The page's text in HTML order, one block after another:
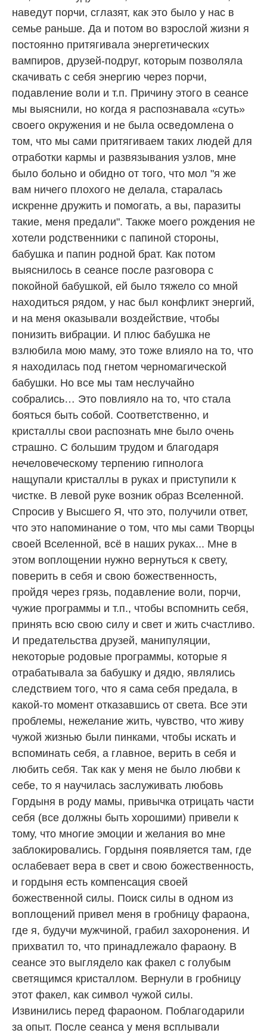
наведут порчи, сглазят, как это было у нас в
семье раньше. Да и потом во взрослой жизни я
постоянно притягивала энергетических
вампиров, друзей-подруг, которым позволяла
скачивать с себя энергию через порчи,
подавление воли и т.п. Причину этого в сеансе
мы выяснили, но когда я распознавала «суть»
своего окружения и не была осведомлена о
том, что мы сами притягиваем таких людей для
отработки кармы и развязывания узлов, мне
было больно и обидно от того, что мол "я же
вам ничего плохого не делала, старалась
искренне дружить и помогать, а вы, паразиты
такие, меня предали". Также моего рождения не
хотели родственники с папиной стороны,
бабушка и папин родной брат. Как потом
выяснилось в сеансе после разговора с
покойной бабушкой, ей было тяжело со мной
находиться рядом, у нас был конфликт энергий,
и на меня оказывали воздействие, чтобы
понизить вибрации. И плюс бабушка не
взлюбила мою маму, это тоже влияло на то, что
я находилась под гнетом черномагической
бабушки. Но все мы там неслучайно
собрались… Это повлияло на то, что стала
бояться быть собой. Соответственно, и
кристаллы свои распознать мне было очень
страшно. С большим трудом и благодаря
нечеловеческому терпению гипнолога
нащупали кристаллы в руках и приступили к
чистке. В левой руке возник образ Вселенной.
Спросив у Высшего Я, что это, получили ответ,
что это напоминание о том, что мы сами Творцы
своей Вселенной, всё в наших руках... Мне в
этом воплощении нужно вернуться к свету,
поверить в себя и свою божественность,
пройдя через грязь, подавление воли, порчи,
чужие программы и т.п., чтобы вспомнить себя,
принять всю свою силу и свет и жить счастливо.
И предательства друзей, манипуляции,
некоторые родовые программы, которые я
отрабатывала за бабушку и дядю, являлись
следствием того, что я сама себя предала, в
какой-то момент отказавшись от света. Все эти
проблемы, нежелание жить, чувство, что живу
чужой жизнью были пинками, чтобы искать и
вспоминать себя, а главное, верить в себя и
любить себя. Так как у меня не было любви к
себе, то я научилась заслуживать любовь
Гордыня в роду мамы, привычка отрицать части
себя (все должны быть хорошими) привели к
тому, что многие эмоции и желания во мне
заблокировались. Гордыня появляется там, где
ослабевает вера в свет и свою божественность,
и гордыня есть компенсация своей
божественной силы. Поиск силы в одном из
воплощений привел меня в гробницу фараона,
где я, будучи мужчиной, грабил захоронения. И
прихватил то, что принадлежало фараону. В
сеансе это выглядело как факел с голубым
светящимся кристаллом. Вернули в гробницу
этот факел, как символ чужой силы.
Извинились перед фараоном. Поблагодарили
за опыт. После сеанса у меня всплывали